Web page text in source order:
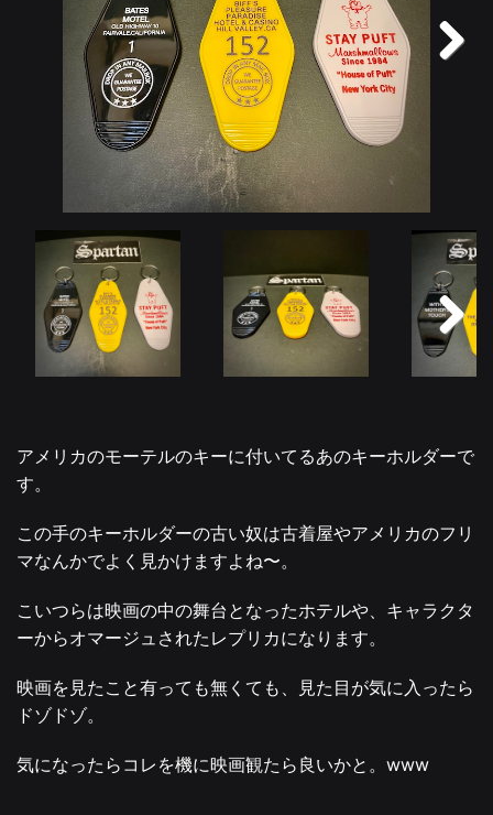
Next
アメリカのモーテルのキーに付いてるあのキーホルダーで
す。
この手のキーホルダーの古い奴は古着屋やアメリカのフリ
マなんかでよく見かけますよね〜。
こいつらは映画の中の舞台となったホテルや、キャラクタ
ーからオマージュされたレプリカになります。
映画を見たこと有っても無くても、見た目が気に入ったら
ドゾドゾ。
気になったらコレを機に映画観たら良いかと。www